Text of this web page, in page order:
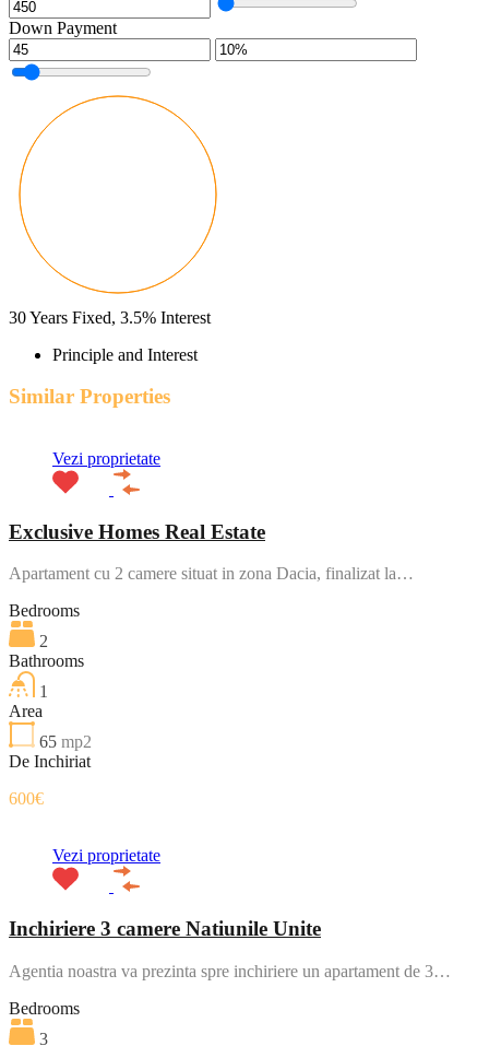
Down Payment
30Years Fixed, 3.5% Interest
Principle and Interest
Similar Properties
Vezi proprietate
Exclusive Homes Real Estate
Apartament cu 2 camere situat in zona Dacia, finalizat la…
Bedrooms
2
Bathrooms
1
Area
65 mp2
De Inchiriat
600€
Vezi proprietate
Inchiriere 3 camere Natiunile Unite
Agentia noastra va prezinta spre inchiriere un apartament de 3…
Bedrooms
3